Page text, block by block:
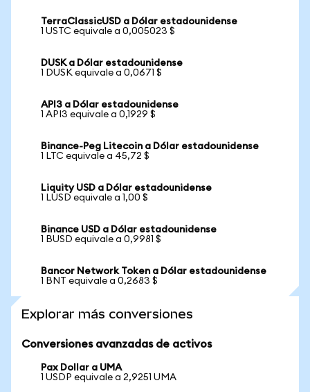
TerraClassicUSD a Dólar estadounidense
1 USTC equivale a 0,005023 $
DUSK a Dólar estadounidense
1 DUSK equivale a 0,0671 $
API3 a Dólar estadounidense
1 API3 equivale a 0,1929 $
Binance-Peg Litecoin a Dólar estadounidense
1 LTC equivale a 45,72 $
Liquity USD a Dólar estadounidense
1 LUSD equivale a 1,00 $
Binance USD a Dólar estadounidense
1 BUSD equivale a 0,9981 $
Bancor Network Token a Dólar estadounidense
1 BNT equivale a 0,2683 $
Explorar más conversiones
Conversiones avanzadas de activos
Pax Dollar a UMA
1 USDP equivale a 2,9251 UMA